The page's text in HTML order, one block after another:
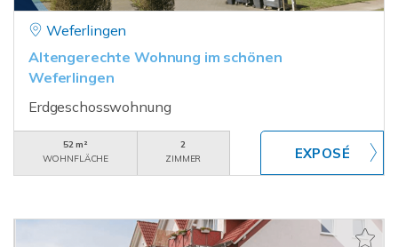
Weferlingen
Altengerechte Wohnung im schönen
Weferlingen
Erdgeschosswohnung
52 m²
WOHNFLÄCHE
2
ZIMMER